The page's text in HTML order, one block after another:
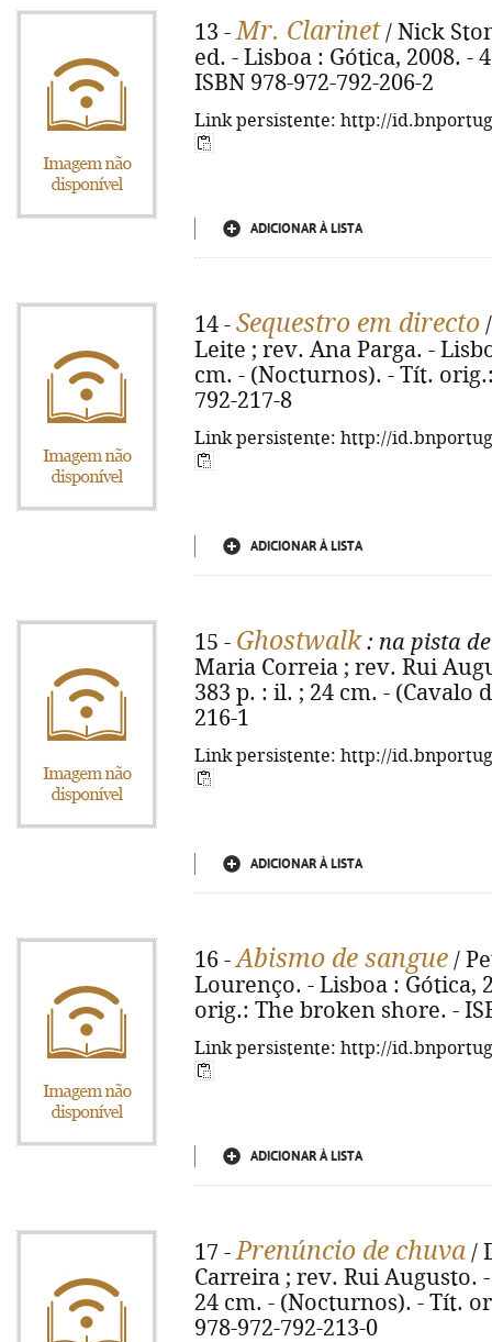
13 -Mr. Clarinet/ Nick
ed. - Lisboa : Gótica, 2008. -
ISBN 978-972-792-206-2
Link persistente: http://
ADICIONAR À LISTA
14 - Sequestro em directo
Leite ; rev. Ana Parga. -
cm. - (Nocturnos). - Tít.
792-217-8
Link persistente: http://
ADICIONAR À LISTA
15 - Ghostwalk: na pista
Maria Correia ; rev. Rui
383 p. : il. ; 24 cm. - (Cavalo
216-1
Link persistente: http://
ADICIONAR À LISTA
16 -Abismo de sangue /
Lourenço. - Lisboa : Gótica,
orig.: The broken shore. -
Link persistente: http://
ADICIONAR À LISTA
17 -Prenúncio de chuva /
Carreira ; rev. Rui Augusto.
24 cm. - (Nocturnos). - Tít.
978-972-792-213-0